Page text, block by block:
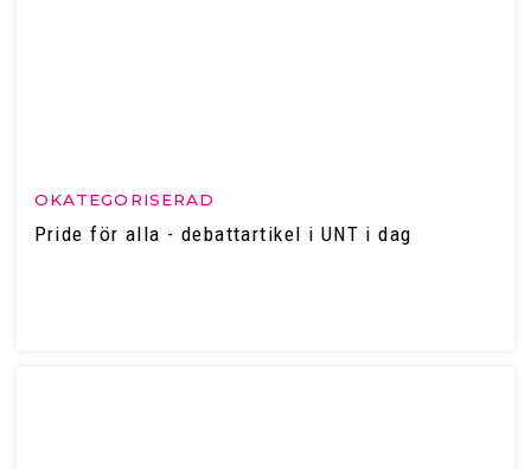
OKATEGORISERAD
Pride för alla - debattartikel i UNT i dag